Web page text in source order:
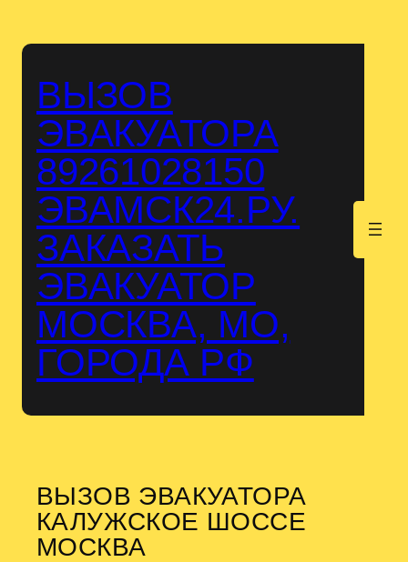
ВЫЗОВ
ЭВАКУАТОРА
89261028150
ЭВАМСК24.РУ.
ЗАКАЗАТЬ
ЭВАКУАТОР
МОСКВА, МО,
ГОРОДА РФ
ВЫЗОВ ЭВАКУАТОРА
КАЛУЖСКОЕ ШОССЕ
МОСКВА